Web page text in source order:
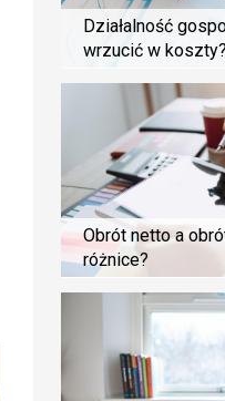
Działalność
wrzucić w koszty?
Obrót netto a
różnice?